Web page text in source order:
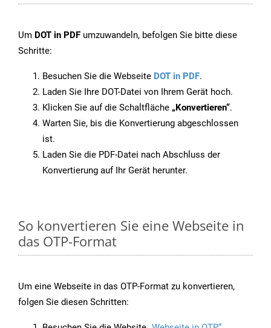
Um DOT in PDF umzuwandeln, befolgen Sie bitte diese
Schritte:
Besuchen Sie die Webseite DOT in PDF.
Laden Sie Ihre DOT-Datei von Ihrem Gerät hoch.
Klicken Sie auf die Schaltfläche „Konvertieren“.
Warten Sie, bis die Konvertierung abgeschlossen
ist.
Laden Sie die PDF-Datei nach Abschluss der
Konvertierung auf Ihr Gerät herunter.
So konvertieren Sie eine Webseite in
das OTP-Format
Um eine Webseite in das OTP-Format zu konvertieren,
folgen Sie diesen Schritten: